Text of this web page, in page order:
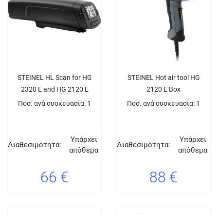
STEINEL HL Scan for HG
2320 E and HG 2120 E
Ποσ. ανά συσκευασία: 1
Διαθεσιμότητα:
Υπάρχει
απόθεμα
66 €
STEINEL Hot air tool HG
2120 E Box
Ποσ. ανά συσκευασία: 1
Διαθεσιμότητα:
Υπάρχει
απόθεμα
88 €